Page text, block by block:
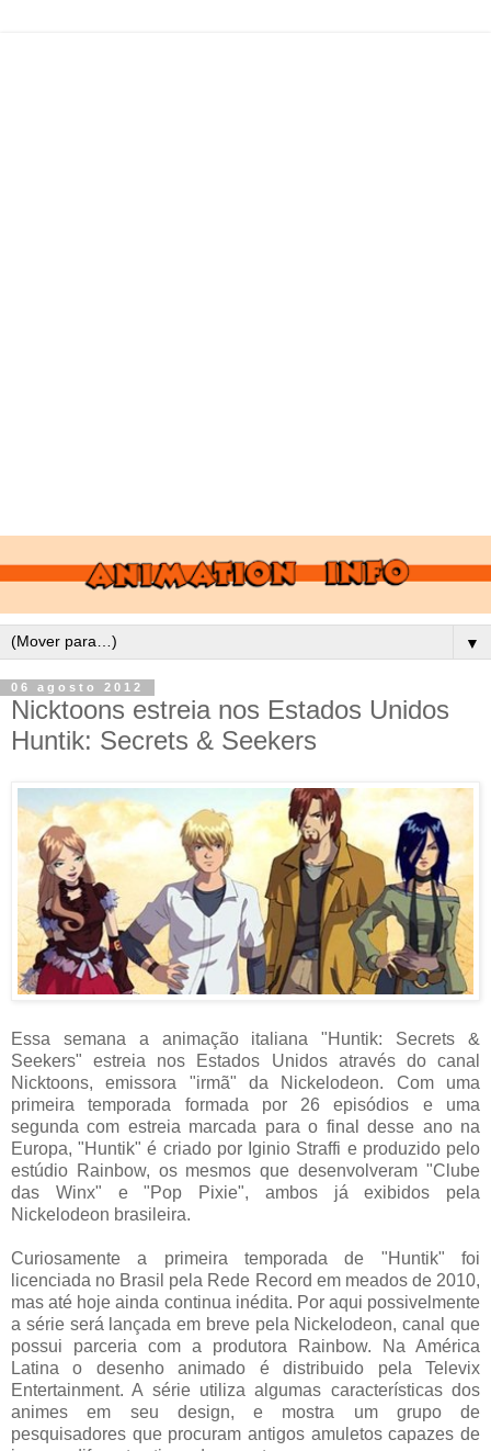
▼
06 agosto 2012
Nicktoons estreia nos Estados Unidos
Huntik: Secrets & Seekers
Essa semana a animação italiana "Huntik: Secrets &
Seekers" estreia nos Estados Unidos através do canal
Nicktoons, emissora "irmã" da Nickelodeon. Com uma
primeira temporada formada por 26 episódios e uma
segunda com estreia marcada para o final desse ano na
Europa, "Huntik" é criado por Iginio Straffi e produzido pelo
estúdio Rainbow, os mesmos que desenvolveram "Clube
das Winx" e "Pop Pixie", ambos já exibidos pela
Nickelodeon brasileira.
Curiosamente a primeira temporada de "Huntik" foi
licenciada no Brasil pela Rede Record em meados de 2010,
mas até hoje ainda continua inédita. Por aqui possivelmente
a série será lançada em breve pela Nickelodeon, canal que
possui parceria com a produtora Rainbow. Na América
Latina o desenho animado é distribuido pela Televix
Entertainment. A série utiliza algumas características dos
animes em seu design, e mostra um grupo de
pesquisadores que procuram antigos amuletos capazes de